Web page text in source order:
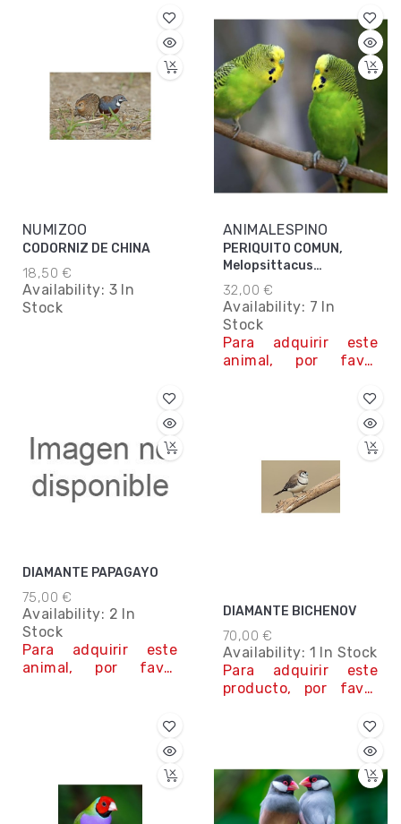
nosotros. Teléfono y
Contáctanos
nosotros. Teléfono y
84
Contáctanos
NUMIZOO
CODORNIZ DE CHINA
18,50 €
Availability: 3 In
Stock
ANIMALESPINO
PERIQUITO COMUN,
Melopsittacus
Undulatus
32,00 €
Availability: 7 In
Stock
Para adquirir este
animal, por favor
nosotros. Teléfono y
Contáctanos
DIAMANTE PAPAGAYO
75,00 €
Availability: 2 In
Stock
Para adquirir este
animal, por favor
DIAMANTE BICHENOV
70,00 €
Availability: 1 In Stock
Para adquirir este
producto, por favor
nosotros. Teléfono y
Whatsapp 645 78 12
Contáctanos